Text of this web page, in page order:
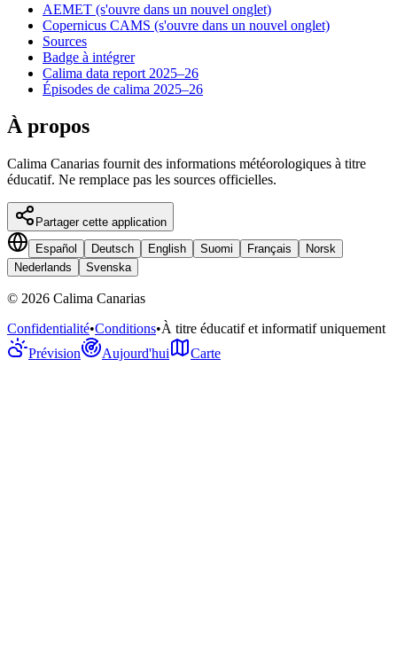
AEMET (s'ouvre dans un nouvel onglet)
Copernicus CAMS (s'ouvre dans un nouvel onglet)
Sources
Badge à intégrer
Calima data report 2025–26
Épisodes de calima 2025–26
À propos
Calima Canarias fournit des informations météorologiques à titre
éducatif. Ne remplace pas les sources officielles.
Partager cette application
Español
Deutsch English Suomi Français
Norsk
Nederlands
Svenska
© 2026 Calima Canarias
Confidentialité•Conditions•À titre éducatif et informatif uniquement
Prévision
Aujourd'hui Carte